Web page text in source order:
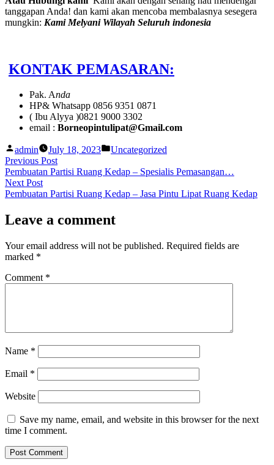
tanggapan Anda! dan kami akan mencoba membalasnya sesegera
mungkin: Kami Melyani Wilayah Seluruh indonesia
KONTAK PEMASARAN:
Pak. Anda
HP& Whatsapp 0856 9351 0871
( Ibu Alyya )0821 9000 3302
email : Borneopintulipat@Gmail.com
Posted
by
admin July 18, 2023
Posted
Uncategorized
Post
navigation
Previous PostPrevious
post:
Pembuatan Partisi Ruang Kedap – Spesialis Pemasangan…
Next PostNext
post:
Pembuatan Partisi Ruang Kedap – Jasa Pintu Lipat Ruang Kedap
Leave a comment
Your email address will not be published. Required fields are
marked *
Comment *
Name *
Email *
Website
Save my name, email, and website in this browser for the next
time I comment.